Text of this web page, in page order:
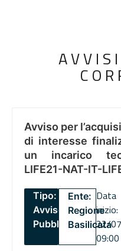
Avviso per
di interesse
un incarico
LIFE21-NAT-IT-
Tipo:
Avviso
Pubblico
Ente:
Regione
Basilicata
Data
inizio:
22/
09:00